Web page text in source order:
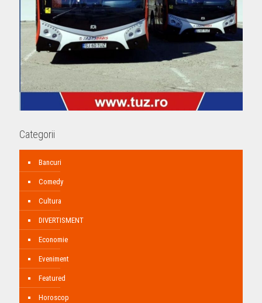
Categorii
Bancuri
Comedy
Cultura
DIVERTISMENT
Economie
Eveniment
Featured
Horoscop